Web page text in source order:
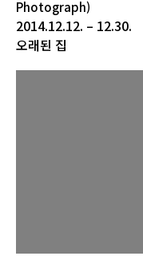
Photograph)
2014.12.12. – 12.30.
오래된 집